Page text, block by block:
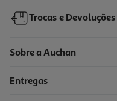
Trocas e Devoluções
Sobre a Auchan
Entregas